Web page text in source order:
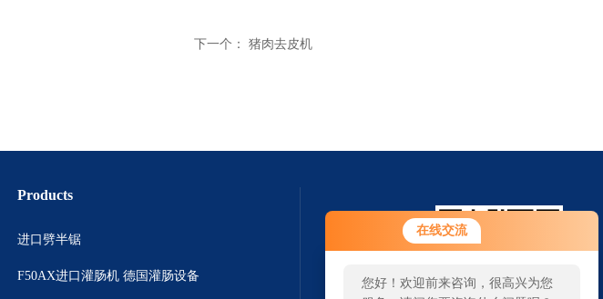
在线交流
您好！欢迎前来咨询，很高兴为您
下一个： 猪肉去皮机
Products
进口劈半锯
F50AX进口灌肠机 德国灌肠设备